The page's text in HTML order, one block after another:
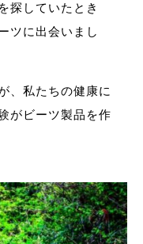
探していたとき
ツに出会いまし
、私たちの健康に
がビーツ製品を作